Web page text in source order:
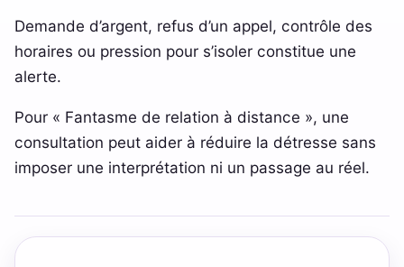
Demande d’argent, refus d’un appel, contrôle des
horaires ou pression pour s’isoler constitue une
alerte.
Pour « Fantasme de relation à distance », une
consultation peut aider à réduire la détresse sans
imposer une interprétation ni un passage au réel.